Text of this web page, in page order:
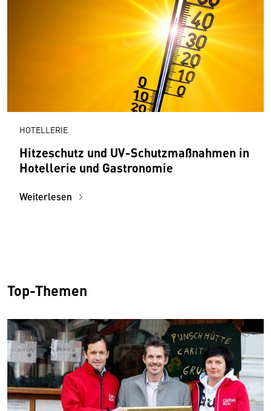
HOTELLERIE
Hitzeschutz und UV-Schutzmaßnahmen in
Hotellerie und Gastronomie
Weiterlesen
Top-Themen